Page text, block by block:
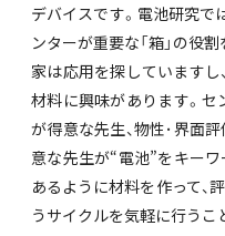
デバイスです。電池研究で
ンターが重要な「箱」の役
家は応用を探しています
材料に興味があります。セ
が得意な先生、物性･界面
意な先生が“電池”をキー
あるように材料を作って、
うサイクルを気軽に行うこ